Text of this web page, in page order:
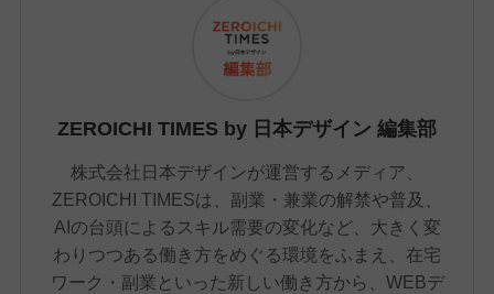
ZEROICHI TIMES by 日本デザイン 編集部
株式会社日本デザインが運営するメディア、
ZEROICHI TIMESは、副業・兼業の解禁や普及、
AIの台頭によるスキル需要の変化など、大きく変
わりつつある働き方をめぐる環境をふまえ、在宅
ワーク・副業といった新しい働き方から、WEBデ